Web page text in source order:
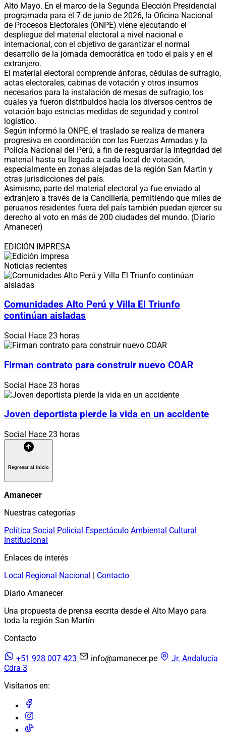
Alto Mayo. En el marco de la Segunda Elección Presidencial
programada para el 7 de junio de 2026, la Oficina Nacional
de Procesos Electorales (ONPE) viene ejecutando el
despliegue del material electoral a nivel nacional e
internacional, con el objetivo de garantizar el normal
desarrollo de la jornada democrática en todo el país y en el
extranjero.
El material electoral comprende ánforas, cédulas de sufragio,
actas electorales, cabinas de votación y otros insumos
necesarios para la instalación de mesas de sufragio, los
cuales ya fueron distribuidos hacia los diversos centros de
votación bajo estrictas medidas de seguridad y control
logístico.
Según informó la ONPE, el traslado se realiza de manera
progresiva en coordinación con las Fuerzas Armadas y la
Policía Nacional del Perú, a fin de resguardar la integridad del
material hasta su llegada a cada local de votación,
especialmente en zonas alejadas de la región San Martín y
otras jurisdicciones del país.
Asimismo, parte del material electoral ya fue enviado al
extranjero a través de la Cancillería, permitiendo que miles de
peruanos residentes fuera del país también puedan ejercer su
derecho al voto en más de 200 ciudades del mundo. (Diario
Amanecer)
EDICIÓN IMPRESA
Noticias recientes
Comunidades Alto Perú y Villa El Triunfo
continúan aisladas
Social Hace 23 horas
Firman contrato para construir nuevo COAR
Social Hace 23 horas
Joven deportista pierde la vida en un accidente
Social Hace 23 horas
Regresar al inicio
Amanecer
Nuestras categorías
Política Social Policial Espectáculo Ambiental Cultural
Institucional
Enlaces de interés
Local Regional Nacional | Contacto
Diario Amanecer
Una propuesta de prensa escrita desde el Alto Mayo para
toda la región San Martín
Contacto
+51 928 007 423 info@amanecer.pe
Jr. Andalucía
Cdra 3
Visítanos en: